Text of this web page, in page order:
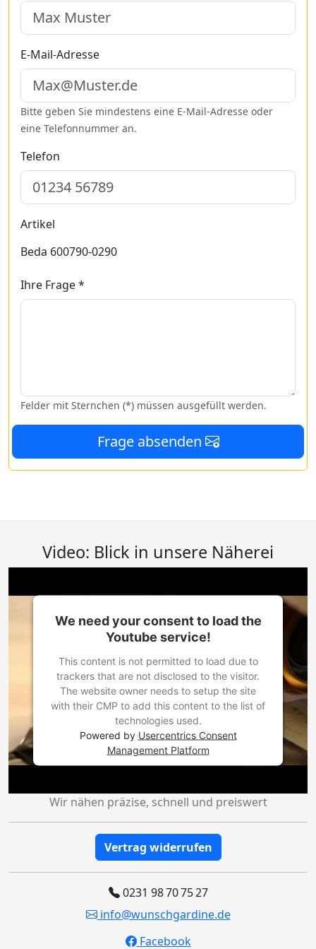
E-Mail-Adresse
Bitte geben Sie mindestens eine E-Mail-Adresse oder
eine Telefonnummer an.
Telefon
Artikel
Beda 600790-0290
Ihre Frage *
Felder mit Sternchen (*) müssen ausgefüllt werden.
Frage absenden
Video: Blick in unsere Näherei
We need your consent to load the
Youtube service!
This content is not permitted to load due to
trackers that are not disclosed to the visitor.
The website owner needs to setup the site
with their CMP to add this content to the list of
technologies used.
Powered by Usercentrics Consent
Management Platform
Wir nähen präzise, schnell und preiswert
Vertrag widerrufen
0231 98 70 75 27
info@wunschgardine.de
Facebook